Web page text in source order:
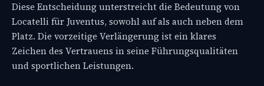
Diese Entscheidung unterstreicht die Bedeutung von
Locatelli für Juventus, sowohl auf als auch neben dem
Platz. Die vorzeitige Verlängerung ist ein klares
Zeichen des Vertrauens in seine Führungsqualitäten
und sportlichen Leistungen.